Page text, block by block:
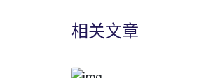
相关文章